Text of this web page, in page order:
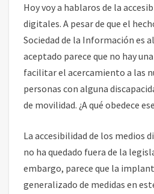
O
S
G
I
T
A
S
Hoy voy a hablaros de la
digitales. A pesar de que el
Sociedad de la Información es
aceptado parece que no hay
facilitar el acercamiento a las
personas con alguna
de movilidad. ¿A qué obedece
La accesibilidad de los medios
no ha quedado fuera de la
embargo, parece que la
generalizado de medidas en